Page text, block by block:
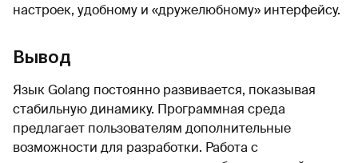
настроек, удобному и «дружелюбному» интерфейсу.
Вывод
Язык Golang постоянно развивается, показывая
стабильную динамику. Программная среда
предлагает пользователям дополнительные
возможности для разработки. Работа с